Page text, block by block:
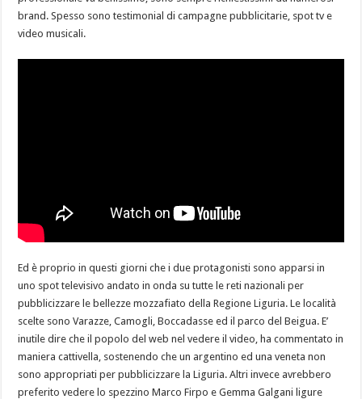
brand. Spesso sono testimonial di campagne pubblicitarie, spot tv e
video musicali.
Ed è proprio in questi giorni che i due protagonisti sono apparsi in
uno spot televisivo andato in onda su tutte le reti nazionali per
pubblicizzare le bellezze mozzafiato della Regione Liguria. Le località
scelte sono Varazze, Camogli, Boccadasse ed il parco del Beigua. E’
inutile dire che il popolo del web nel vedere il video, ha commentato in
maniera cattivella, sostenendo che un argentino ed una veneta non
sono appropriati per pubblicizzare la Liguria. Altri invece avrebbero
preferito vedere lo spezzino Marco Firpo e Gemma Galgani ligure